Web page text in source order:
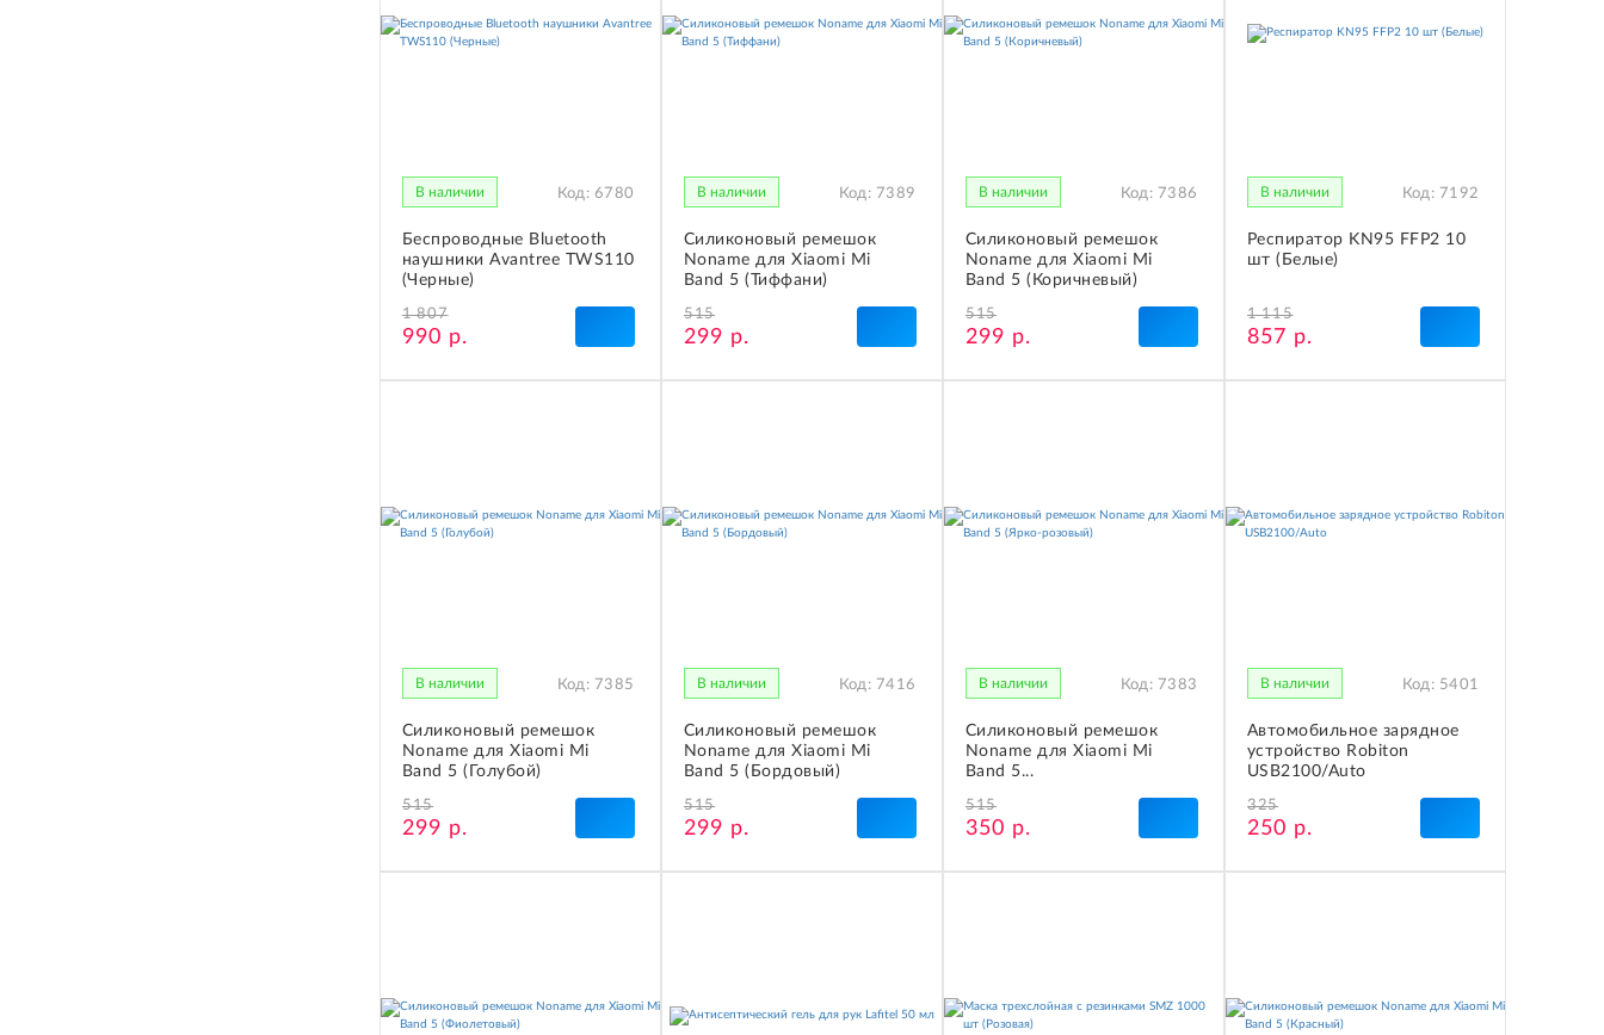
В наличии Код: 6780
Беспроводные Bluetooth
наушники Avantree TWS110
(Черные)
1 807
990 р.
В наличии Код: 7389
Силиконовый ремешок
Noname для Xiaomi Mi
Band 5 (Тиффани)
515
299 р.
В наличии Код: 7386
Силиконовый ремешок
Noname для Xiaomi Mi
Band 5 (Коричневый)
515
299 р.
В наличии Код: 7192
Респиратор KN95 FFP2 10
шт (Белые)
1 115
857 р.
В наличии Код: 7385
Силиконовый ремешок
Noname для Xiaomi Mi
Band 5 (Голубой)
515
299 р.
В наличии Код: 7416
Силиконовый ремешок
Noname для Xiaomi Mi
Band 5 (Бордовый)
515
299 р.
В наличии Код: 7383
Силиконовый ремешок
Noname для Xiaomi Mi
Band 5...
515
350 р.
В наличии Код: 5401
Автомобильное зарядное
устройство Robiton
USB2100/Auto
325
250 р.